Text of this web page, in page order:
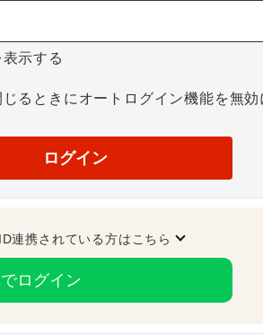
示する
るときにオートログイン機能を無効
ログイン
連携されている方はこちら
ログイン